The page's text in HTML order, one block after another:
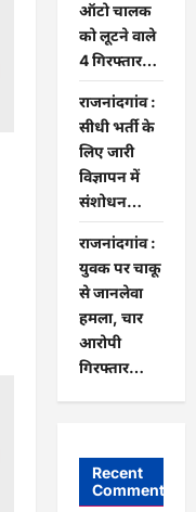
ऑटो चालक
को लूटने वाले
4 गिरफ्तार…
राजनांदगांव :
सीधी भर्ती के
लिए जारी
विज्ञापन में
संशोधन…
राजनांदगांव :
युवक पर चाकू
से जानलेवा
हमला, चार
आरोपी
गिरफ्तार…
Recent
Comments